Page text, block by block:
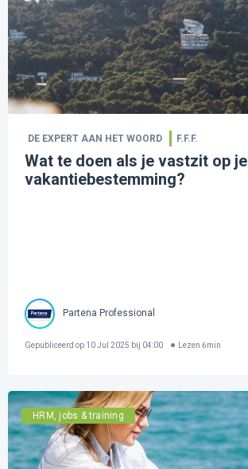
DE EXPERT AAN HET WOORD F.F.F.
Wat te doen als je vastzit op je
vakantiebestemming?
Partena Professional
Gepubliceerd op 10 Jul 2025 bij 04:00 Lezen 6min
HRM, jobs & training